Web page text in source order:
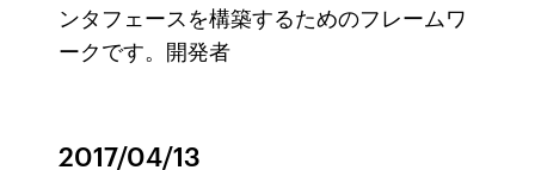
ンタフェースを構築するためのフレームワ
ークです。開発者
2017/04/13